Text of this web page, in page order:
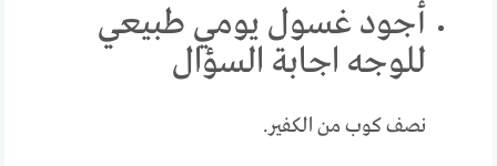
أجود غسول يومي طبيعي
للوجه اجابة السؤال
نصف كوب من الكفير.